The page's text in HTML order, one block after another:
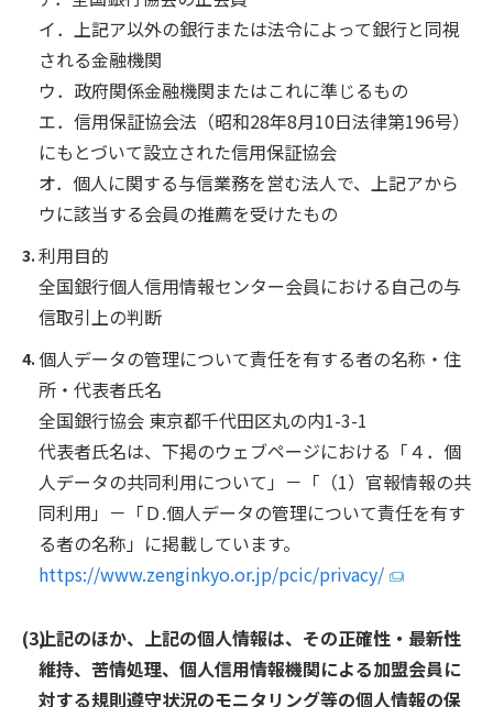
イ．上記ア以外の銀行または法令によって銀行と同視
される金融機関
ウ．政府関係金融機関またはこれに準じるもの
エ．信用保証協会法（昭和28年8月10日法律第196号）
にもとづいて設立された信用保証協会
オ．個人に関する与信業務を営む法人で、上記アから
ウに該当する会員の推薦を受けたもの
利用目的
全国銀行個人信用情報センター会員における自己の与
信取引上の判断
個人データの管理について責任を有する者の名称・住
所・代表者氏名
全国銀行協会 東京都千代田区丸の内1-3-1
代表者氏名は、下掲のウェブページにおける「４．個
人データの共同利用について」－「（1）官報情報の共
同利用」－「Ｄ.個人データの管理について責任を有す
る者の名称」に掲載しています。
https://www.zenginkyo.or.jp/pcic/privacy/
上記のほか、上記の個人情報は、その正確性・最新性
維持、苦情処理、個人信用情報機関による加盟会員に
対する規則遵守状況のモニタリング等の個人情報の保